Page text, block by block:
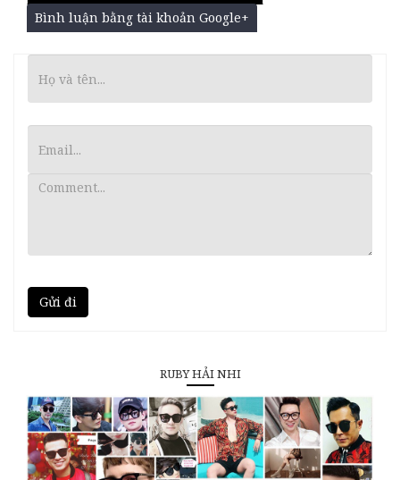
Bình luận bằng tài khoản Google+
Gửi đi
RUBY HẢI NHI